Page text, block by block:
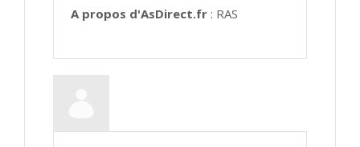
A propos d'AsDirect.fr : RAS